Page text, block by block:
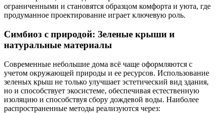
ограниченными и становятся образцом комфорта и уюта, где
продуманное проектирование играет ключевую роль.
Симбиоз с природой: Зеленые крыши и
натуральные материалы
Современные небольшие дома всё чаще оформляются с
учетом окружающей природы и ее ресурсов. Использование
зеленых крыш не только улучшает эстетический вид здания,
но и способствует экосистеме, обеспечивая естественную
изоляцию и способствуя сбору дождевой воды. Наиболее
распространенные методы реализуются через: